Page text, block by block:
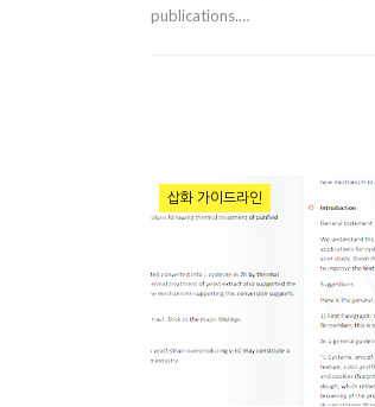
publications.…
삽화 가이드라인